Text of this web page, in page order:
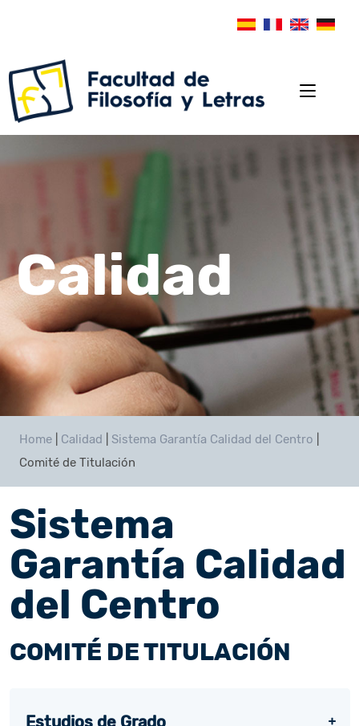
Calidad
Home Calidad Sistema Garantía Calidad del Centro
Comité de Titulación
Sistema
Garantía Calidad
del Centro
COMITÉ DE TITULACIÓN